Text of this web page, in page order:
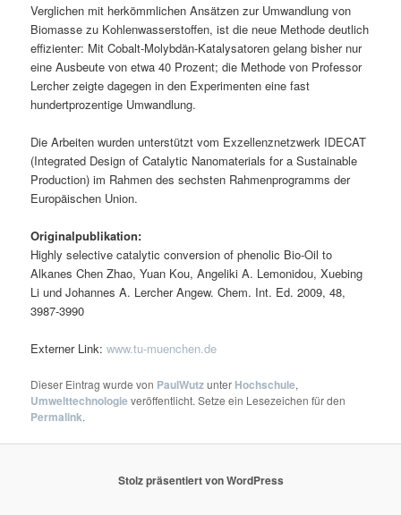
Verglichen mit herkömmlichen Ansätzen zur Umwandlung von
Biomasse zu Kohlenwasserstoffen, ist die neue Methode deutlich
effizienter: Mit Cobalt-Molybdän-Katalysatoren gelang bisher nur
eine Ausbeute von etwa 40 Prozent; die Methode von Professor
Lercher zeigte dagegen in den Experimenten eine fast
hundertprozentige Umwandlung.
Die Arbeiten wurden unterstützt vom Exzellenznetzwerk IDECAT
(Integrated Design of Catalytic Nanomaterials for a Sustainable
Production) im Rahmen des sechsten Rahmenprogramms der
Europäischen Union.
Originalpublikation:
Highly selective catalytic conversion of phenolic Bio-Oil to
Alkanes Chen Zhao, Yuan Kou, Angeliki A. Lemonidou, Xuebing
Li und Johannes A. Lercher Angew. Chem. Int. Ed. 2009, 48,
3987-3990
Externer Link:www.tu-muenchen.de
Dieser Eintrag wurde von PaulWutzunter Hochschule,
Umwelttechnologie veröffentlicht. Setze ein Lesezeichen für den
Permalink.
Stolz präsentiert von WordPress